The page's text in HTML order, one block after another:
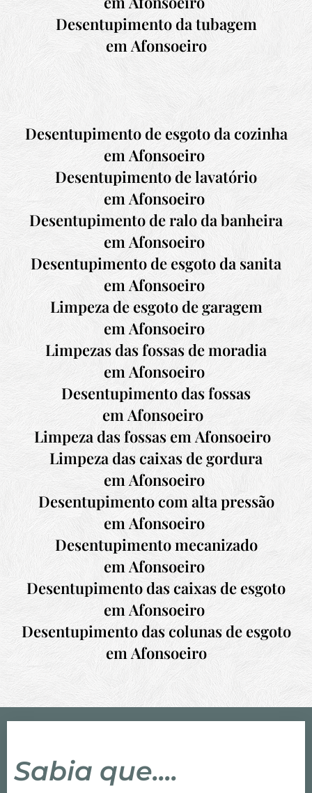
Desentupimento da tubagem
emAfonsoeiro
Desentupimento de esgoto da cozinha
emAfonsoeiro
Desentupimento de lavatório
emAfonsoeiro
Desentupimento de ralo da banheira
emAfonsoeiro
Desentupimento de esgoto da sanita
emAfonsoeiro
Limpeza de esgoto de garagem
emAfonsoeiro
Limpezas das fossas de moradia
emAfonsoeiro
Desentupimento das fossas
emAfonsoeiro
Limpeza das fossas emAfonsoeiro
Limpeza das caixas de gordura
emAfonsoeiro
Desentupimento com alta pressão
emAfonsoeiro
Desentupimento mecanizado
emAfonsoeiro
Desentupimento das caixas de esgoto
emAfonsoeiro
Desentupimento das colunas de esgoto
emAfonsoeiro
Sabia que....